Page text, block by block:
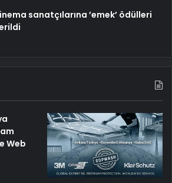
sanatçılarına ’emek’ ödülleri
Web